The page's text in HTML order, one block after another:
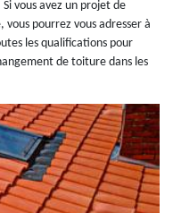
vous avez un projet de
pourrez vous adresser à
les qualifications pour
de toiture dans les